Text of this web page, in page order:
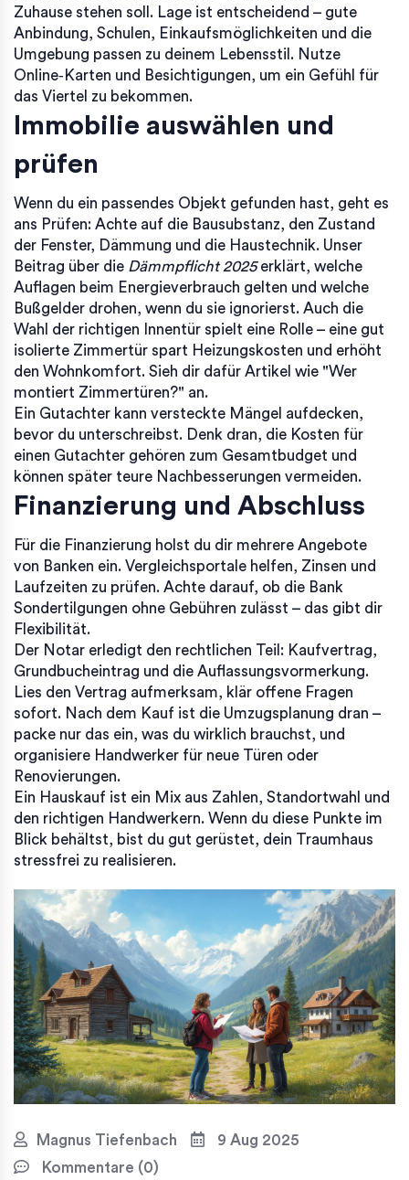
Zuhause stehen soll. Lage ist entscheidend – gute
Anbindung, Schulen, Einkaufsmöglichkeiten und die
Umgebung passen zu deinem Lebensstil. Nutze
Online‑Karten und Besichtigungen, um ein Gefühl für
das Viertel zu bekommen.
Immobilie auswählen und
prüfen
Wenn du ein passendes Objekt gefunden hast, geht es
ans Prüfen: Achte auf die Bausubstanz, den Zustand
der Fenster, Dämmung und die Haustechnik. Unser
Beitrag über die Dämmpflicht 2025erklärt, welche
Auflagen beim Energieverbrauch gelten und welche
Bußgelder drohen, wenn du sie ignorierst. Auch die
Wahl der richtigen Innentür spielt eine Rolle – eine gut
isolierte Zimmertür spart Heizungskosten und erhöht
den Wohnkomfort. Sieh dir dafür Artikel wie "Wer
montiert Zimmertüren?" an.
Ein Gutachter kann versteckte Mängel aufdecken,
bevor du unterschreibst. Denk dran, die Kosten für
einen Gutachter gehören zum Gesamtbudget und
können später teure Nachbesserungen vermeiden.
Finanzierung und Abschluss
Für die Finanzierung holst du dir mehrere Angebote
von Banken ein. Vergleichsportale helfen, Zinsen und
Laufzeiten zu prüfen. Achte darauf, ob die Bank
Sondertilgungen ohne Gebühren zulässt – das gibt dir
Flexibilität.
Der Notar erledigt den rechtlichen Teil: Kaufvertrag,
Grundbucheintrag und die Auflassungsvormerkung.
Lies den Vertrag aufmerksam, klär offene Fragen
sofort. Nach dem Kauf ist die Umzugsplanung dran –
packe nur das ein, was du wirklich brauchst, und
organisiere Handwerker für neue Türen oder
Renovierungen.
Ein Hauskauf ist ein Mix aus Zahlen, Standortwahl und
den richtigen Handwerkern. Wenn du diese Punkte im
Blick behältst, bist du gut gerüstet, dein Traumhaus
stressfrei zu realisieren.
Magnus Tiefenbach
9 Aug 2025
Kommentare (0)